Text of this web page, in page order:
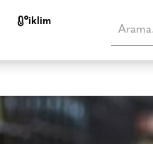
i̇klim